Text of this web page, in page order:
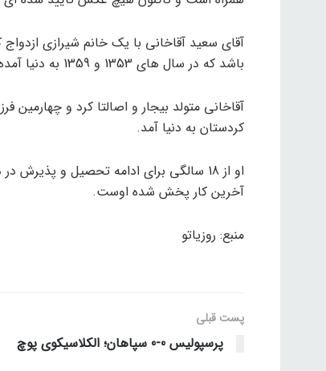
باشد که در سال های 1353 و 1359 به دنیا آمده اند و با دختران خود ازدواج می کنند.
آقاخانی متولد بیجار و اصالتا کرد و
کردستان به دنیا آمد.
آخرین کار پخش شده اوست.
منبع: روزیاتو
پست قبلی
پرسپولیس 0-0 سپاهان؛ الکلاسیکوی پوچ